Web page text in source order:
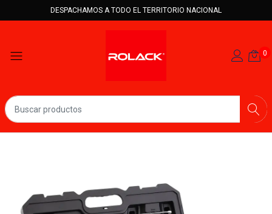
DESPACHAMOS A TODO EL TERRITORIO NACIONAL
0